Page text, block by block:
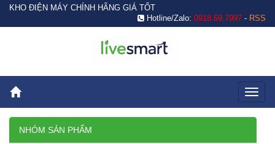
KHO ĐIỆN MÁY CHÍNH HÃNG GIÁ TỐT
Hotline/Zalo: 0918.69.7997 - RSS
NHÓM SẢN PHẨM